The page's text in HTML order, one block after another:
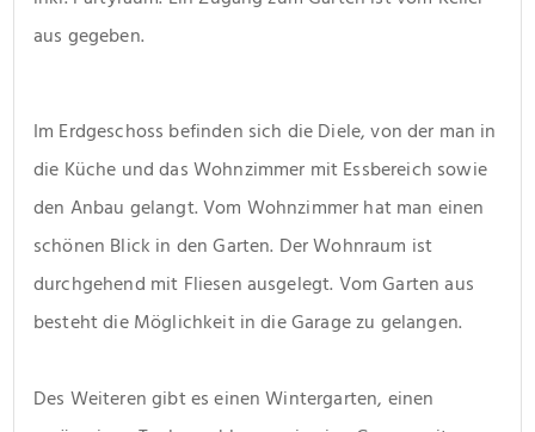
aus gegeben.
Im Erdgeschoss befinden sich die Diele, von der man in
die Küche und das Wohnzimmer mit Essbereich sowie
den Anbau gelangt. Vom Wohnzimmer hat man einen
schönen Blick in den Garten. Der Wohnraum ist
durchgehend mit Fliesen ausgelegt. Vom Garten aus
besteht die Möglichkeit in die Garage zu gelangen.
Des Weiteren gibt es einen Wintergarten, einen